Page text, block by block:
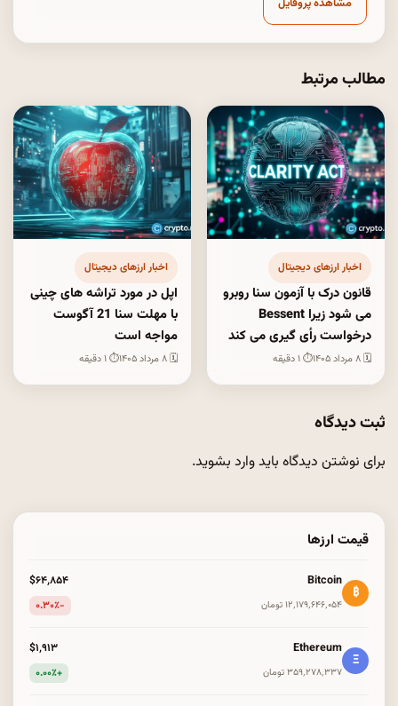
مطالب مرتبط
اخبار ارزهای دیجیتال
قانون درک با آزمون سنا روبرو
می شود زیرا Bessent
درخواست رأی گیری می کند
🗓 ۸ مرداد ۱۴۰۵ ⏱ ۱ دقیقه
اخبار ارزهای دیجیتال
اپل در مورد تراشه های چینی
با مهلت سنا 21 آگوست
مواجه است
🗓 ۸ مرداد ۱۴۰۵ ⏱ ۱ دقیقه
ثبت دیدگاه
برای نوشتن دیدگاه بایدوارد بشوید.
قیمت ارزها
₿
Bitcoin
۱۲٬۱۷۹٬۶۴۶٬۰۵۴ تومان
$۶۴٬۸۵۴
-۰.۳۰٪
Ξ
Ethereum
۳۵۹٬۲۷۸٬۳۳۷ تومان
$۱٬۹۱۳
+۰.۰۰٪